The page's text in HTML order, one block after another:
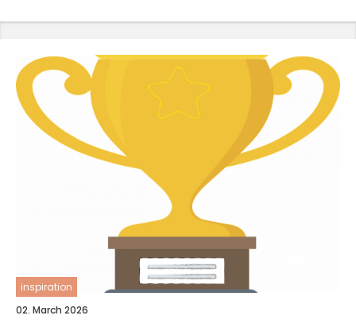
inspiration
02. March 2026